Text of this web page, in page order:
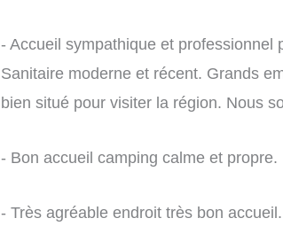
- Accueil sympathique et professionnel
Sanitaire moderne et récent. Grands
bien situé pour visiter la région. Nous
- Bon accueil camping calme et propre.
- Très agréable endroit très bon accueil.